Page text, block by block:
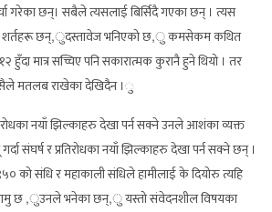
गरेका छन्। सबैले त्यसलाई बिर्सिदै गएका छन् । त्यस
शर्तहरू छन्,ुदस्तावेज भनिएको छ,ु कमसेकम कथित
हुँदा मात्र सच्चिए पनि सकारात्मक कुरानै हुने थियो । तर
कसैले मतलब राखेका देखिदैन ।ु
नयाँ झिल्काहरु देखा पर्न सक्ने उनले आशंका व्यक्त
संघर्ष र प्रतिरोधका नयाँ झिल्काहरु देखा पर्न सक्ने छन् ।
को संधि र महाकाली संधिले हामीलाई के दियोरु त्यहि
सामु छ ,ुउनले भनेका छन्,ु यस्तो संवेदनशील विषयका